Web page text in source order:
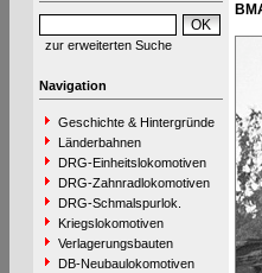
zur erweiterten Suche
Navigation
Geschichte & Hintergründe
Länderbahnen
DRG-Einheitslokomotiven
DRG-Zahnradlokomotiven
DRG-Schmalspurlok.
Kriegslokomotiven
Verlagerungsbauten
DB-Neubaulokomotiven